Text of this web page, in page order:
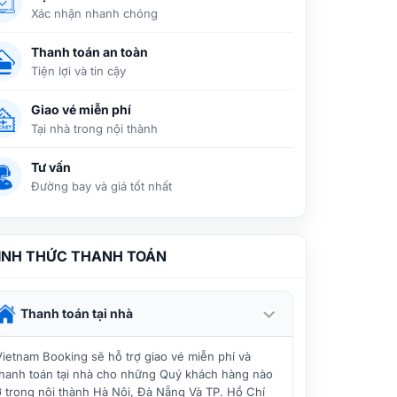
Xác nhận nhanh chóng
Thanh toán an toàn
Tiện lợi và tin cậy
Giao vé miễn phí
Tại nhà trong nội thành
Tư vấn
Đường bay và giá tốt nhất
THỨC THANH TOÁN
Thanh toán tại nhà
Booking sẽ hỗ trợ giao vé miễn phí và
toán tại nhà cho những Quý khách hàng nào
trong nội thành Hà Nội, Đà Nẵng Và TP. Hồ Chí